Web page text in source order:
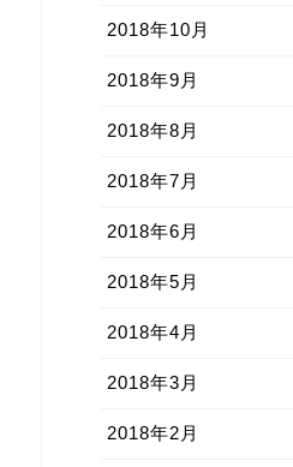
2018年10月
2018年9月
2018年8月
2018年7月
2018年6月
2018年5月
2018年4月
2018年3月
2018年2月